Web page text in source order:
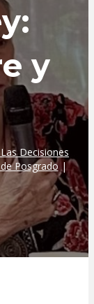
y
Decisiones
Posgrado|